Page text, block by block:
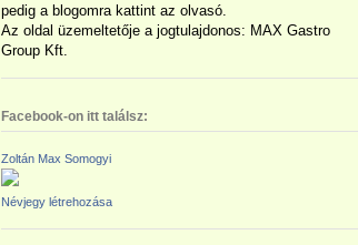
pedig a blogomra kattint az olvasó.
Az oldal üzemeltetője a jogtulajdonos: MAX Gastro
Group Kft.
Facebook-on itt találsz:
Zoltán Max Somogyi
Névjegy létrehozása